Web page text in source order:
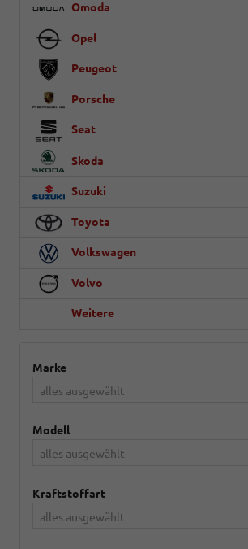
Omoda
Opel
Peugeot
Porsche
Seat
Skoda
Suzuki
Toyota
Volkswagen
Volvo
Weitere
Marke
alles ausgewählt
Modell
alles ausgewählt
Kraftstoffart
alles ausgewählt